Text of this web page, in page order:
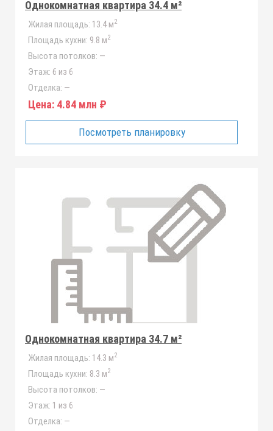
Однокомнатная квартира 34.4 м²
Жилая площадь: 13.4 м2
Площадь кухни: 9.8 м2
Высота потолков: —
Этаж: 6 из 6
Отделка: —
Цена: 4.84 млн ₽
Посмотреть планировку
Однокомнатная квартира 34.7 м²
Жилая площадь: 14.3 м2
Площадь кухни: 8.3 м2
Высота потолков: —
Этаж: 1 из 6
Отделка: —